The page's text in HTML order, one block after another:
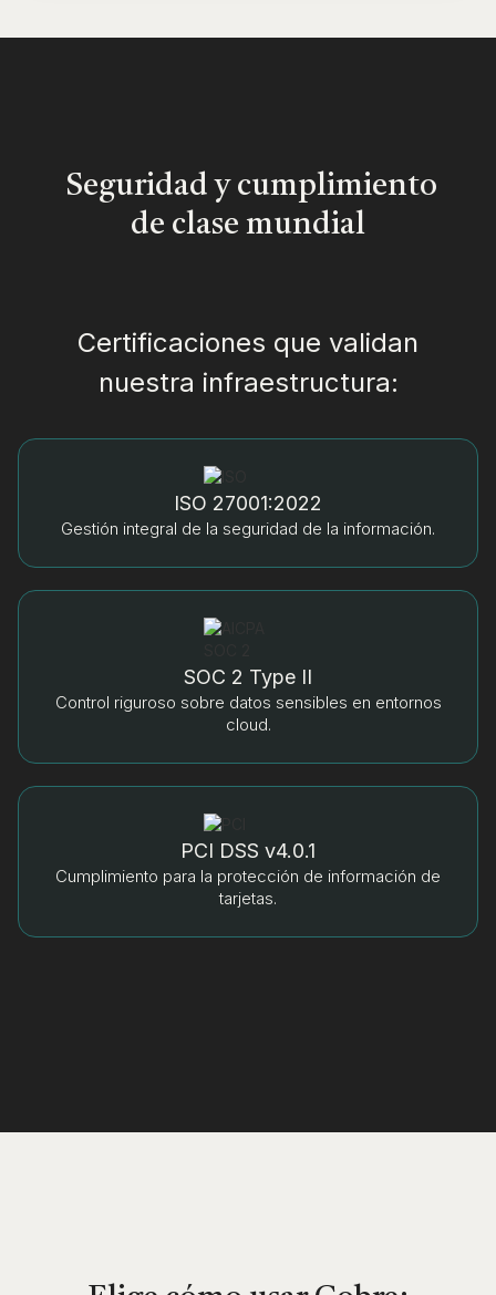
Seguridad y cumplimiento
de clase mundial
Certificaciones que validan
nuestra infraestructura:
ISO 27001:2022
Gestión integral de la seguridad de la información.
SOC 2 Type II
Control riguroso sobre datos sensibles en entornos
cloud.
PCI DSS v4.0.1
Cumplimiento para la protección de información de
tarjetas.